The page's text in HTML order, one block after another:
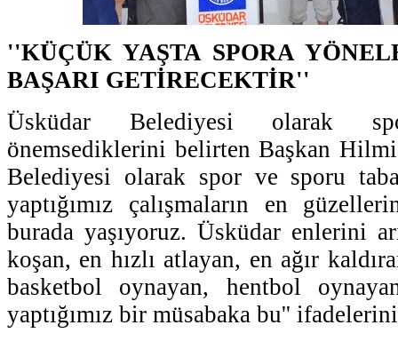
''KÜÇÜK YAŞTA SPORA
BAŞARI GETİRECEKTİR''
Üsküdar Belediyesi olarak
önemsediklerini belirten Başkan
Belediyesi olarak spor ve sporu
yaptığımız çalışmaların en
burada yaşıyoruz. Üsküdar enlerini
koşan, en hızlı atlayan, en ağır
basketbol oynayan, hentbol
yaptığımız bir müsabaka bu''